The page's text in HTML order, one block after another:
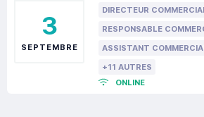
3
SEPTEMBRE
DIRECTEUR
RESPONSABLE
ASSISTANT
+11 AUTRES
ONLINE